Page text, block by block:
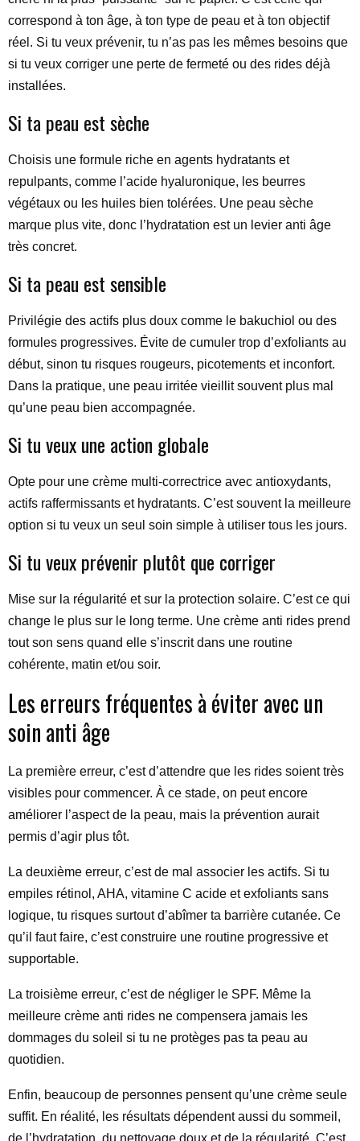
correspond à ton âge, à ton type de peau et à ton objectif
réel. Si tu veux prévenir, tu n’as pas les mêmes besoins que
si tu veux corriger une perte de fermeté ou des rides déjà
installées.
Si ta peau est sèche
Choisis une formule riche en agents hydratants et
repulpants, comme l’acide hyaluronique, les beurres
végétaux ou les huiles bien tolérées. Une peau sèche
marque plus vite, donc l’hydratation est un levier anti âge
très concret.
Si ta peau est sensible
Privilégie des actifs plus doux comme le bakuchiol ou des
formules progressives. Évite de cumuler trop d’exfoliants au
début, sinon tu risques rougeurs, picotements et inconfort.
Dans la pratique, une peau irritée vieillit souvent plus mal
qu’une peau bien accompagnée.
Si tu veux une action globale
Opte pour une crème multi-correctrice avec antioxydants,
actifs raffermissants et hydratants. C’est souvent la meilleure
option si tu veux un seul soin simple à utiliser tous les jours.
Si tu veux prévenir plutôt que corriger
Mise sur la régularité et sur la protection solaire. C’est ce qui
change le plus sur le long terme. Une crème anti rides prend
tout son sens quand elle s’inscrit dans une routine
cohérente, matin et/ou soir.
Les erreurs fréquentes à éviter avec un
soin anti âge
La première erreur, c’est d’attendre que les rides soient très
visibles pour commencer. À ce stade, on peut encore
améliorer l’aspect de la peau, mais la prévention aurait
permis d’agir plus tôt.
La deuxième erreur, c’est de mal associer les actifs. Si tu
empiles rétinol, AHA, vitamine C acide et exfoliants sans
logique, tu risques surtout d’abîmer ta barrière cutanée. Ce
qu’il faut faire, c’est construire une routine progressive et
supportable.
La troisième erreur, c’est de négliger le SPF. Même la
meilleure crème anti rides ne compensera jamais les
dommages du soleil si tu ne protèges pas ta peau au
quotidien.
Enfin, beaucoup de personnes pensent qu’une crème seule
suffit. En réalité, les résultats dépendent aussi du sommeil,
de l’hydratation, du nettoyage doux et de la régularité. C’est